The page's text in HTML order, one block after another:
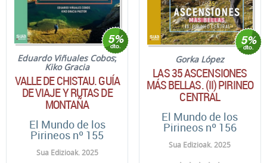
Eduardo Viñuales Cobos;
Kiko Gracia
VALLE DE CHISTAU. GUÍA
DE VIAJE Y RUTAS DE
MONTAÑA
El Mundo de los
Pirineos nº 155
Sua Edizioak. 2025
Gorka López
LAS 35 ASCENSIONES
MÁS BELLAS. (II) PIRINEO
CENTRAL
El Mundo de los
Pirineos nº 156
Sua Edizioak. 2025